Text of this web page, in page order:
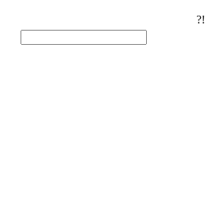
?!